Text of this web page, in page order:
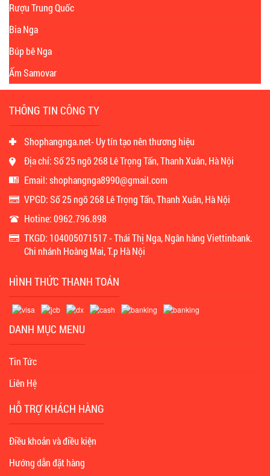
Rượu Trung Quốc
Bia Nga
Búp bê Nga
Ấm Samovar
THÔNG TIN CÔNG TY
Shophangnga.net- Uy tín tạo nên thương hiệu
Địa chỉ: Số 25 ngõ 268 Lê Trọng Tấn, Thanh Xuân, Hà Nội
Email: shophangnga8990@gmail.com
VPGD: Số 25 ngõ 268 Lê Trọng Tấn, Thanh Xuân, Hà Nội
Hotine: 0962.796.898
TKGD: 104005071517 - Thái Thị Nga, Ngân hàng Viettinbank.
Chi nhánh Hoàng Mai, T.p Hà Nội
HÌNH THỨC THANH TOÁN
DANH MỤC MENU
Tin Tức
Liên Hệ
HỖ TRỢ KHÁCH HÀNG
Điều khoản và điều kiện
Hướng dẫn đặt hàng